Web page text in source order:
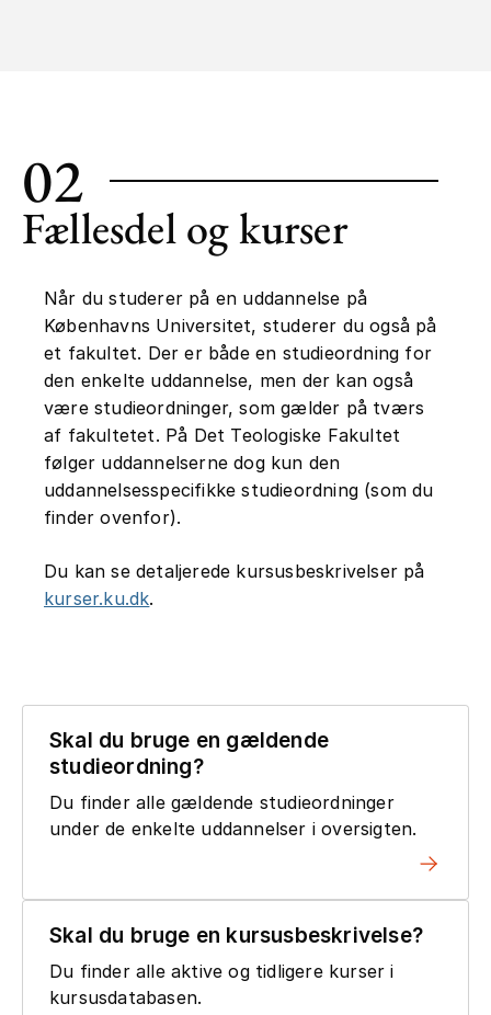
02
Fællesdel og kurser
Når du studerer på en uddannelse på
Københavns Universitet, studerer du også på
et fakultet. Der er både en studieordning for
den enkelte uddannelse, men der kan også
være studieordninger, som gælder på tværs
af fakultetet. På Det Teologiske Fakultet
følger uddannelserne dog kun den
uddannelsesspecifikke studieordning (som du
finder ovenfor).
Du kan se detaljerede kursusbeskrivelser på
kurser.ku.dk.
Skal du bruge en gældende
studieordning?
Du finder alle gældende studieordninger
under de enkelte uddannelser i oversigten.
Skal du bruge en kursusbeskrivelse?
Du finder alle aktive og tidligere kurser i
kursusdatabasen.